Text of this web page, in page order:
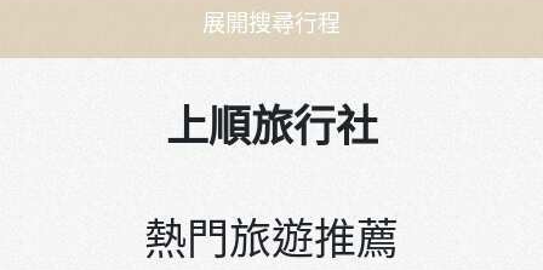
展開搜尋行程
上順旅行社
熱門旅遊推薦